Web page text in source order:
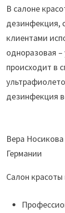
В салоне
дезинфекция,
клиентами
одноразовая –
происходит в
дезинфекция
Вера
Германии
Салон красоты